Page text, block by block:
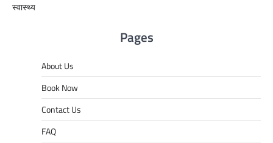
स्वास्थ्य
Pages
About Us
Book Now
Contact Us
FAQ